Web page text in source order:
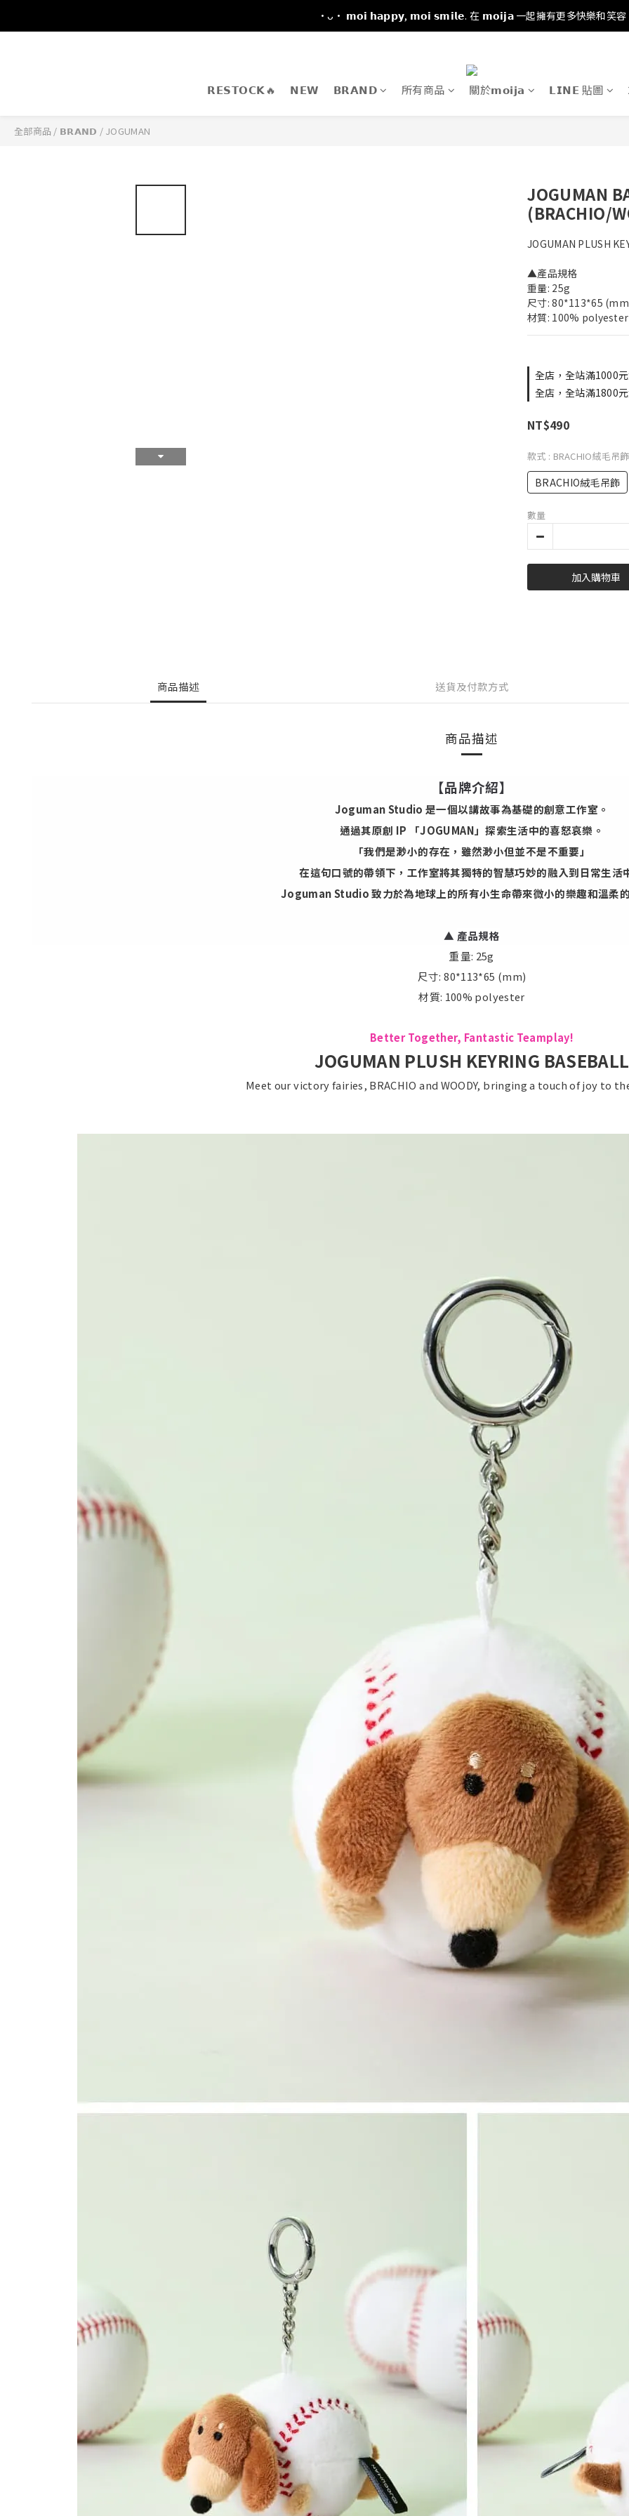
·ᴗ· 𝗺𝗼𝗶 𝗵𝗮𝗽𝗽𝘆, 𝗺𝗼𝗶 𝘀𝗺𝗶𝗹𝗲. 在 𝗺𝗼𝗶𝗷𝗮 一起擁有更多快樂和笑容
𝗥𝗘𝗦𝗧𝗢𝗖𝗞🔥 𝗡𝗘𝗪 𝗕𝗥𝗔𝗡𝗗 所有商品 關於𝗺𝗼𝗶𝗷𝗮 𝗟𝗜𝗡𝗘 貼圖
全部商品 / 𝗕𝗥𝗔𝗡𝗗 / JOGUMAN
JOGUMAN
(BRACHIO/
JOGUMAN PLUSH
▲產品規格
重量: 25g
尺寸: 80*113*65
材質: 100% polyester
全店，全站滿1000
全店，全站滿1800
NT$490
款式 : BRACHIO絨毛吊飾
BRACHIO絨毛吊飾
數量
加入購物車
商品描述 送貨及付款方式
商品描述
【品牌介紹】
Joguman Studio 是一個以講故事為基礎的創意工作室。
通過其原創 IP 「JOGUMAN」探索生活中的喜怒哀樂。
「我們是渺小的存在，雖然渺小但並不是不重要」
在這句口號的帶領下，工作室將其獨特的智慧巧妙的融入到日常生活
Joguman Studio 致力於為地球上的所有小生命帶來微小的樂趣和溫柔
▲ 產品規格
重量: 25g
尺寸: 80*113*65 (mm)
材質: 100% polyester
Better Together, Fantastic Teamplay!
JOGUMAN PLUSH KEYRING BASEBALL
Meet our victory fairies, BRACHIO and WOODY, bringing a touch of joy to